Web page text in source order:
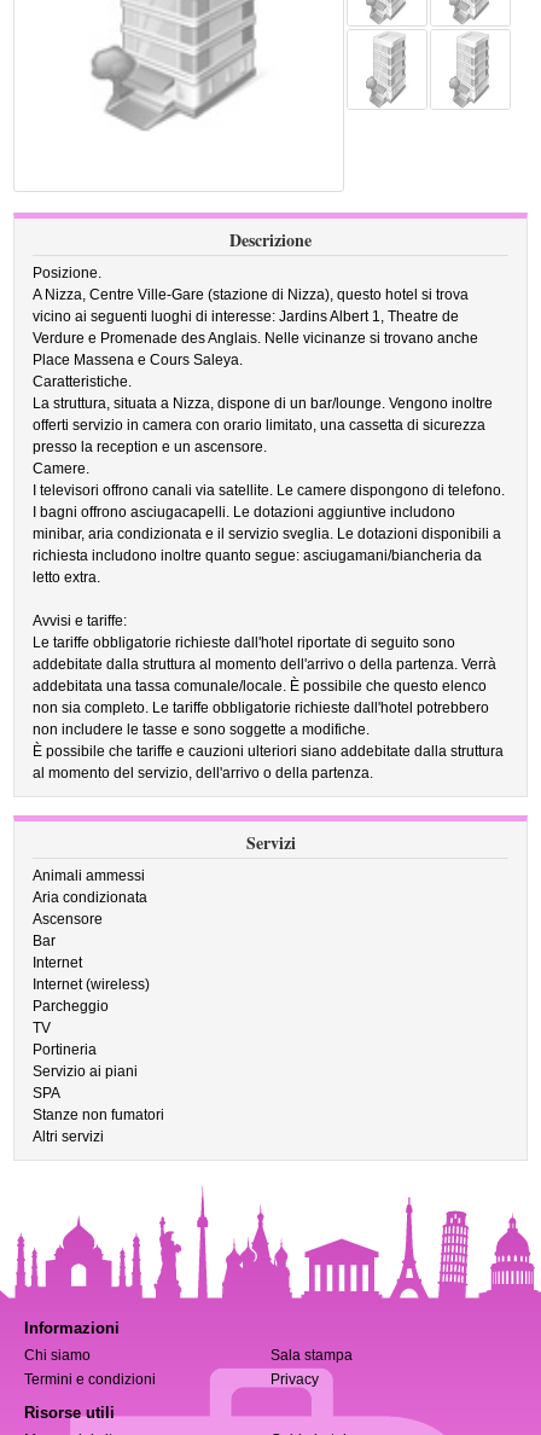
Descrizione
Posizione.
A Nizza, Centre Ville-Gare (stazione di Nizza), questo hotel si trova
vicino ai seguenti luoghi di interesse: Jardins Albert 1, Theatre de
Verdure e Promenade des Anglais. Nelle vicinanze si trovano anche
Place Massena e Cours Saleya.
Caratteristiche.
La struttura, situata a Nizza, dispone di un bar/lounge. Vengono inoltre
offerti servizio in camera con orario limitato, una cassetta di sicurezza
presso la reception e un ascensore.
Camere.
I televisori offrono canali via satellite. Le camere dispongono di telefono.
I bagni offrono asciugacapelli. Le dotazioni aggiuntive includono
minibar, aria condizionata e il servizio sveglia. Le dotazioni disponibili a
richiesta includono inoltre quanto segue: asciugamani/biancheria da
letto extra.
Avvisi e tariffe:
Le tariffe obbligatorie richieste dall'hotel riportate di seguito sono
addebitate dalla struttura al momento dell'arrivo o della partenza. Verrà
addebitata una tassa comunale/locale. È possibile che questo elenco
non sia completo. Le tariffe obbligatorie richieste dall'hotel potrebbero
non includere le tasse e sono soggette a modifiche.
È possibile che tariffe e cauzioni ulteriori siano addebitate dalla struttura
al momento del servizio, dell'arrivo o della partenza.
Servizi
Animali ammessi
Aria condizionata
Ascensore
Bar
Internet
Internet (wireless)
Parcheggio
TV
Portineria
Servizio ai piani
SPA
Stanze non fumatori
Altri servizi
Informazioni
Chi siamo
Sala stampa
Termini e condizioni
Privacy
Risorse utili